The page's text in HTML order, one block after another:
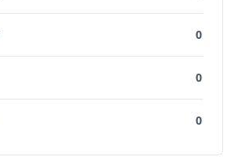
0
0
0